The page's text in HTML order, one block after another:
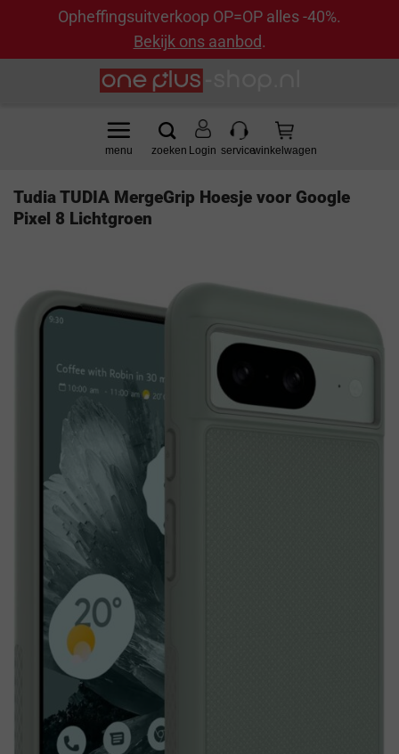
Opheffingsuitverkoop OP=OP alles -40%.
Bekijk ons aanbod.
Login
Tudia TUDIA MergeGrip Hoesje voor Google
Pixel 8 Lichtgroen